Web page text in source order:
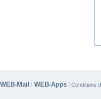
WEB-Mail | WEB-Apps | Conditions